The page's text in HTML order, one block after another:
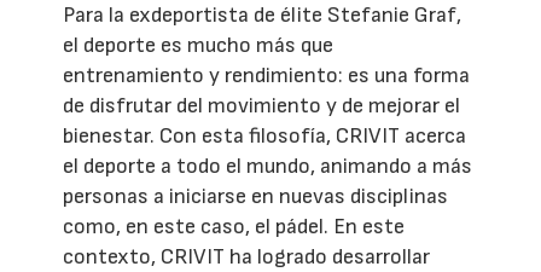
Para la exdeportista de élite Stefanie Graf,
el deporte es mucho más que
entrenamiento y rendimiento: es una forma
de disfrutar del movimiento y de mejorar el
bienestar. Con esta filosofía, CRIVIT acerca
el deporte a todo el mundo, animando a más
personas a iniciarse en nuevas disciplinas
como, en este caso, el pádel. En este
contexto, CRIVIT ha logrado desarrollar